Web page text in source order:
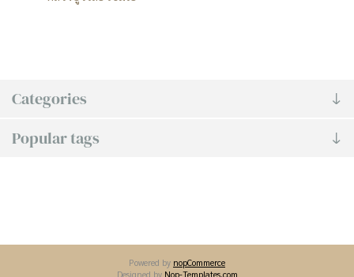
Categories
Popular tags
Powered by nopCommerce
Designed by Nop-Templates.com